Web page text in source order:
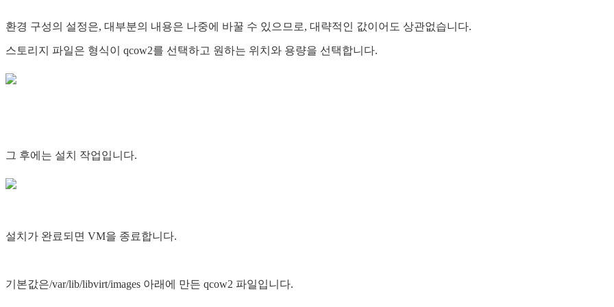
환경 구성의 설정은, 대부분의 내용은 나중에 바꿀 수 있으므로, 대략적인 값이어도 상관없습니다.
스토리지 파일은 형식이 qcow2를 선택하고 원하는 위치와 용량을 선택합니다.
그 후에는 설치 작업입니다.
설치가 완료되면 VM을 종료합니다.
기본값은/var/lib/libvirt/images 아래에 만든 qcow2 파일입니다.